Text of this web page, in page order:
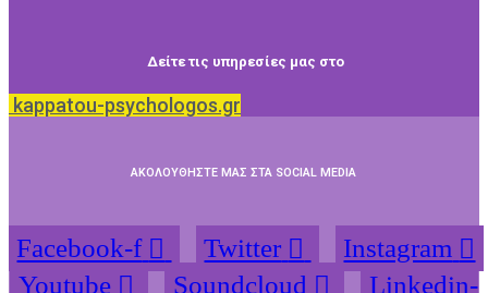
Δείτε τις υπηρεσίες μας στο
kappatou-psychologos.gr
ΑΚΟΛΟΥΘΗΣΤΕ ΜΑΣ ΣΤΑ SOCIAL MEDIA
Facebook-f Twitter
Instagram
Youtube
Soundcloud Linkedin-